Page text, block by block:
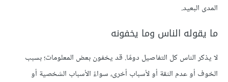
المدى البعيد.
ما يقوله الناس وما يخفونه
لا يذكر الناس كل التفاصيل دومًا. قد يخفون بعض المعلومات؛ بسبب
الخوف أو عدم الثقة أو لأسباب أخرى، سواءً الأسباب الشخصية أو